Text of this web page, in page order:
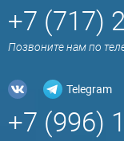
+7 (717)
Позвоните нам по
Telegram
+7 (996)